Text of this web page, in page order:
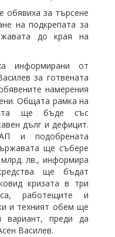
обявиха за търсене
на подкрепата за
до края на
информирани от
за готвената
намерения
Общата рамка на
ще бъде със
дълг и дефицит.
и подобрената
ще събере
лв., информира
ще бъдат
кризата в три
работещите и
и техният обем ще
преди да
Василев.